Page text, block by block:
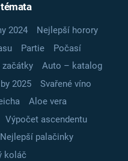
2024
Nejlepší horory
Partie
Počasí
začátky
Auto – katalog
2025
Svařené víno
Aloe vera
Výpočet ascendentu
Nejlepší palačinky
koláč